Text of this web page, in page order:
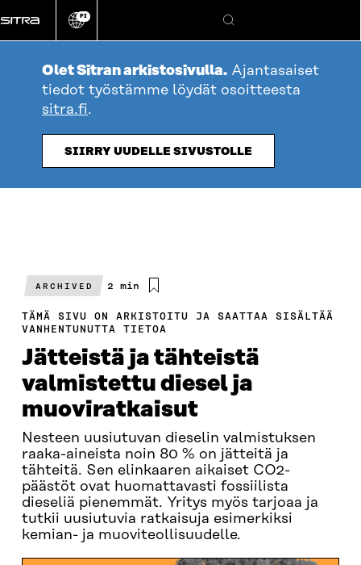
suoraan
sisältöön
Vaihda
kieli
FI
Hae
Olet Sitran arkistosivulla. Ajantasaiset
tiedot työstämme löydät osoitteesta
sitra.fi.
SIIRRY UUDELLE SIVUSTOLLE
ARCHIVED
Arvioitu
2 min
TÄMÄ SIVU ON ARKISTOITU JA SAATTAA SISÄLTÄÄ
VANHENTUNUTTA TIETOA
Jätteistä ja tähteistä
valmistettu diesel ja
muoviratkaisut
Nesteen uusiutuvan dieselin valmistuksen
raaka-aineista noin 80 % on jätteitä ja
tähteitä. Sen elinkaaren aikaiset CO2-
päästöt ovat huomattavasti fossiilista
dieseliä pienemmät. Yritys myös tarjoaa ja
tutkii uusiutuvia ratkaisuja esimerkiksi
kemian- ja muoviteollisuudelle.